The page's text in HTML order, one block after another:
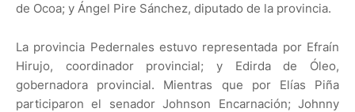
de Ocoa; y Ángel Pire Sánchez, diputado de la provincia.
La provincia Pedernales estuvo representada por Efraín
Hirujo, coordinador provincial; y Edirda de Óleo,
gobernadora provincial. Mientras que por Elías Piña
participaron el senador Johnson Encarnación; Johnny